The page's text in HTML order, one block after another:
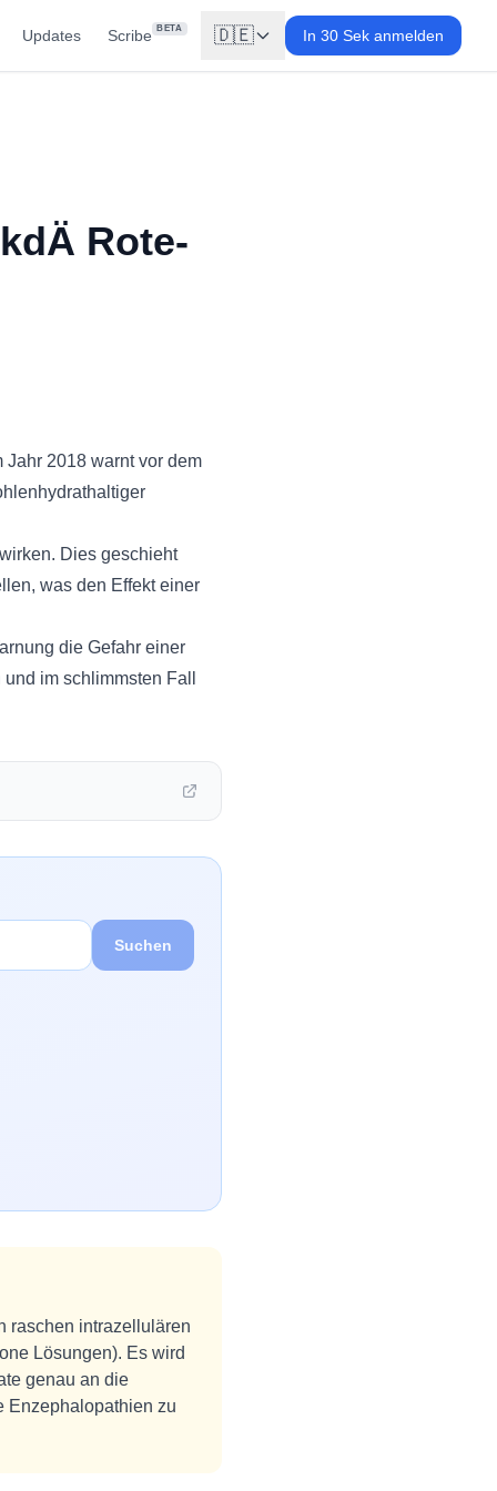
Updates Scribe BETA 🇩🇪 In 30 Sek anmelden
Rote-
Jahr 2018 warnt vor dem
Dies geschieht
was den Effekt einer
die Gefahr einer
im schlimmsten Fall
Suchen
raschen intrazellulären
Lösungen). Es wird
genau an die
Enzephalopathien zu